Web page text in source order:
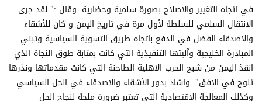
في اتجاه التغيير والاصلاح بصورة سلمية وحضارية. وقال :" لقد جرى
الانتقال السلمي للسلطة لأول مرة في تاريخ اليمن و كان للأشقاء
والاصدقاء الفضل في الدفع باتجاه طريق التسوية السياسية وتبني
المبادرة الخليجية وآليتها التنفيذية التي كانت بمثابة طوق النجاة الذي
انقذ اليمن من شبح الحرب الاهلية الطاحنة التي كانت مقدماتها ونذرها
تلوح في الافق". واشاد بدور الأشقاء والاصدقاء في الحل السياسي
وكذلك المعالجة الاقتصادية التي تعتبر ضرورة ملحة لنجاح الحل